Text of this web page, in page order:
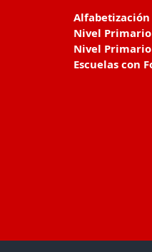
Nivel
Nivel
Escuelas con